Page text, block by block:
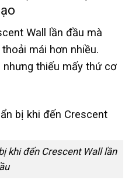
Wall lần đầu mà
mái hơn nhiều.
nhưng thiếu mấy thứ cơ
khi đến Crescent Wall lần